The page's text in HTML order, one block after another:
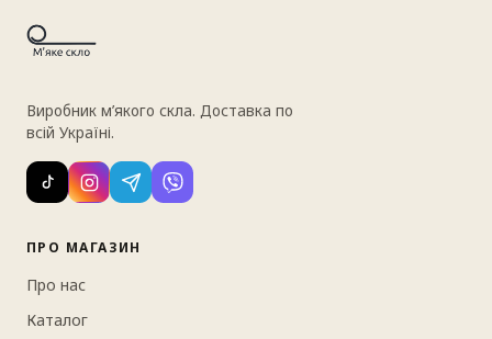
Виробник м’якого скла. Доставка по
всій Україні.
ПРО МАГАЗИН
Про нас
Каталог